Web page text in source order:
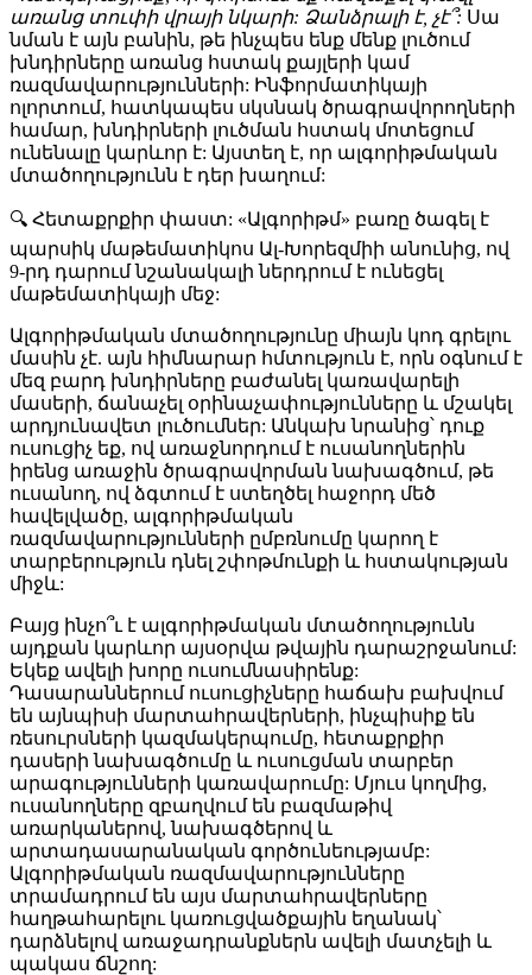
առանց տուփի վրայի նկարի: Ձանձրալի է, չէ՞: Սա
նման է այն բանին, թե ինչպես ենք մենք լուծում
խնդիրները առանց հստակ քայլերի կամ
ռազմավարությունների: Ինֆորմատիկայի
ոլորտում, հատկապես սկսնակ ծրագրավորողների
համար, խնդիրների լուծման հստակ մոտեցում
ունենալը կարևոր է: Այստեղ է, որ ալգորիթմական
մտածողությունն է դեր խաղում:
🔍 Հետաքրքիր փաստ: «Ալգորիթմ» բառը ծագել է
պարսիկ մաթեմատիկոս Ալ-Խորեզմիի անունից, ով
9-րդ դարում նշանակալի ներդրում է ունեցել
մաթեմատիկայի մեջ:
Ալգորիթմական մտածողությունը միայն կոդ գրելու
մասին չէ. այն հիմնարար հմտություն է, որն օգնում է
մեզ բարդ խնդիրները բաժանել կառավարելի
մասերի, ճանաչել օրինաչափությունները և մշակել
արդյունավետ լուծումներ: Անկախ նրանից՝ դուք
ուսուցիչ եք, ով առաջնորդում է ուսանողներին
իրենց առաջին ծրագրավորման նախագծում, թե
ուսանող, ով ձգտում է ստեղծել հաջորդ մեծ
հավելվածը, ալգորիթմական
ռազմավարությունների ըմբռնումը կարող է
տարբերություն դնել շփոթմունքի և հստակության
միջև:
Բայց ինչո՞ւ է ալգորիթմական մտածողությունն
այդքան կարևոր այսօրվա թվային դարաշրջանում:
Եկեք ավելի խորը ուսումնասիրենք:
Դասարաններում ուսուցիչները հաճախ բախվում
են այնպիսի մարտահրավերների, ինչպիսիք են
ռեսուրսների կազմակերպումը, հետաքրքիր
դասերի նախագծումը և ուսուցման տարբեր
արագությունների կառավարումը: Մյուս կողմից,
ուսանողները զբաղվում են բազմաթիվ
առարկաներով, նախագծերով և
արտադասարանական գործունեությամբ:
Ալգորիթմական ռազմավարությունները
տրամադրում են այս մարտահրավերները
հաղթահարելու կառուցվածքային եղանակ՝
դարձնելով առաջադրանքներն ավելի մատչելի և
պակաս ճնշող: